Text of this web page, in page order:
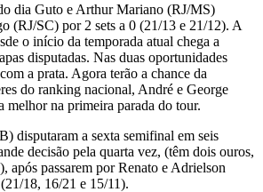
dia Guto e Arthur Mariano (RJ/MS)
(RJ/SC) por 2 sets a 0 (21/13 e 21/12). A
o início da temporada atual chega a
disputadas. Nas duas oportunidades
a prata. Agora terão a chance da
do ranking nacional, André e George
melhor na primeira parada do tour.
disputaram a sexta semifinal em seis
decisão pela quarta vez, (têm dois ouros,
após passarem por Renato e Adrielson
18, 16/21 e 15/11).